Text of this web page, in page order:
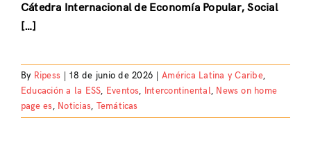
Cátedra Internacional de Economía Popular, Social
[…]
By Ripess 18 de junio de 2026 América Latina y Caribe,
Educación a la ESS, Eventos, Intercontinental, News on home
page es, Noticias, Temáticas